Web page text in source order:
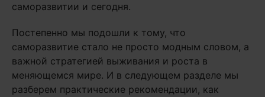
саморазвитии и сегодня.
Постепенно мы подошли к тому, что
саморазвитие стало не просто модным словом, а
важной стратегией выживания и роста в
меняющемся мире. И в следующем разделе мы
разберем практические рекомендации, как